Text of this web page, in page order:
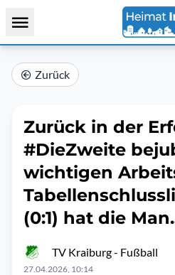
Zurück
Zurück in der
#DieZweite
wichtigen
(0:1) hat die
TV Kraiburg - Fußball
27.04.2026, 10:14